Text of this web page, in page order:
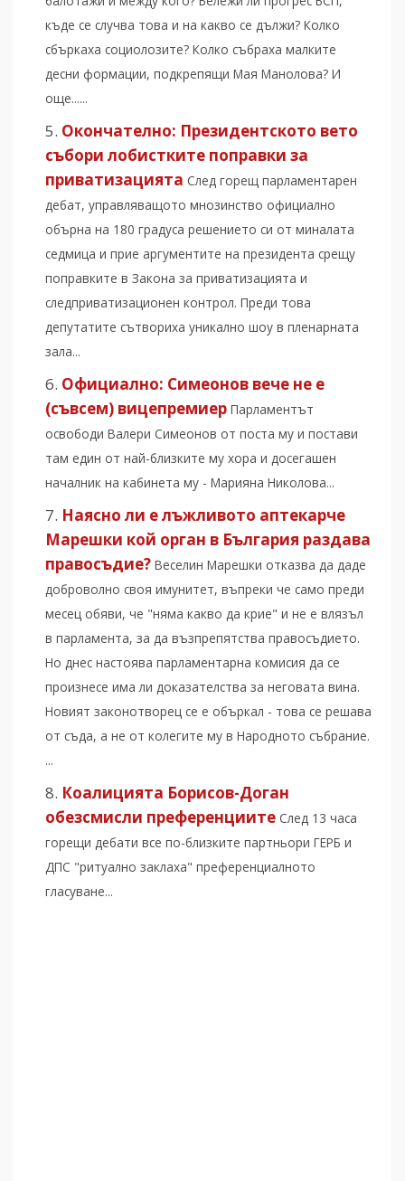
къде се случва това и на какво се дължи? Колко
сбъркаха социолозите? Колко събраха малките
десни формации, подкрепящи Мая Манолова? И
още......
Окончателно: Президентското вето
събори лобистките поправки за
приватизацията След горещ парламентарен
дебат, управляващото мнозинство официално
обърна на 180 градуса решението си от миналата
седмица и прие аргументите на президента срещу
поправките в Закона за приватизацията и
следприватизационен контрол. Преди това
депутатите сътвориха уникално шоу в пленарната
зала...
Официално: Симеонов вече не е
(съвсем) вицепремиер Парламентът
освободи Валери Симеонов от поста му и постави
там един от най-близките му хора и досегашен
началник на кабинета му - Марияна Николова...
Наясно ли е лъжливото аптекарче
Марешки кой орган в България раздава
правосъдие? Веселин Марешки отказва да даде
доброволно своя имунитет, въпреки че само преди
месец обяви, че "няма какво да крие" и не е влязъл
в парламента, за да възпрепятства правосъдието.
Но днес настоява парламентарна комисия да се
произнесе има ли доказателства за неговата вина.
Новият законотворец се е объркал - това се решава
от съда, а не от колегите му в Народното събрание.
...
Коалицията Борисов-Доган
обезсмисли преференциите След 13 часа
горещи дебати все по-близките партньори ГЕРБ и
ДПС "ритуално заклаха" преференциалното
гласуване...